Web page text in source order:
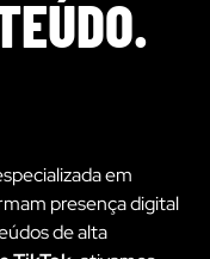
em
presença digital
de alta